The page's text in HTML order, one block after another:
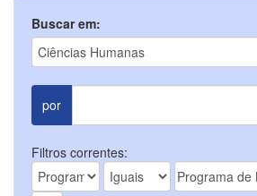
Buscar em:
por
Filtros correntes: